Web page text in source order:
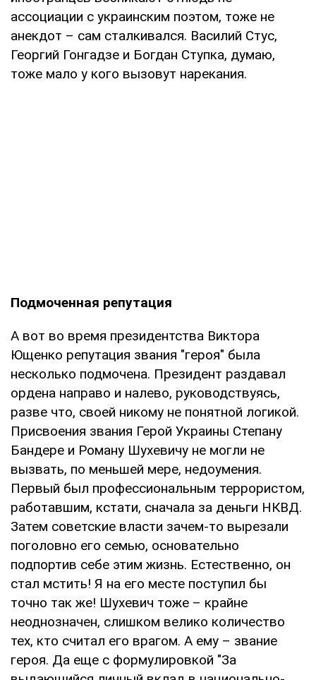
ассоциации с украинским поэтом, тоже не
анекдот – сам сталкивался. Василий Стус,
Георгий Гонгадзе и Богдан Ступка, думаю,
тоже мало у кого вызовут нарекания.
Подмоченная репутация
А вот во время президентства Виктора
Ющенко репутация звания "героя" была
несколько подмочена. Президент раздавал
ордена направо и налево, руководствуясь,
разве что, своей никому не понятной логикой.
Присвоения звания Герой Украины Степану
Бандере и Роману Шухевичу не могли не
вызвать, по меньшей мере, недоумения.
Первый был профессиональным террористом,
работавшим, кстати, сначала за деньги НКВД.
Затем советские власти зачем-то вырезали
поголовно его семью, основательно
подпортив себе этим жизнь. Естественно, он
стал мстить! Я на его месте поступил бы
точно так же! Шухевич тоже – крайне
неоднозначен, слишком велико количество
тех, кто считал его врагом. А ему – звание
героя. Да еще с формулировкой "За